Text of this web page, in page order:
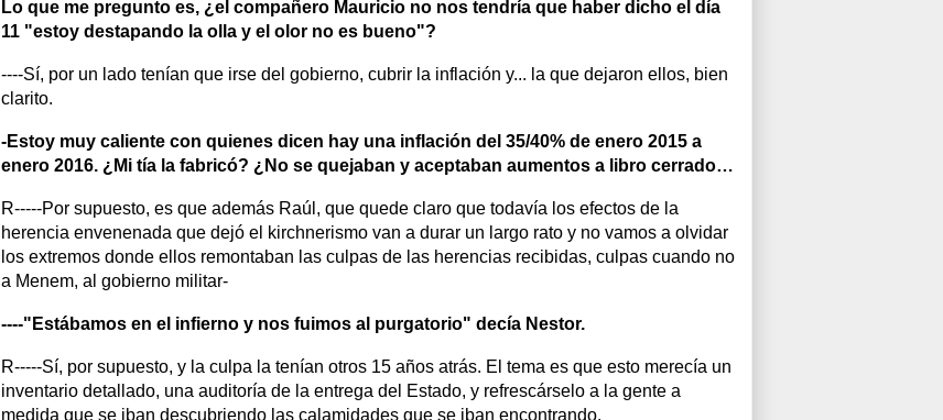
Lo que me pregunto es, ¿el compañero Mauricio no nos tendría que haber dicho el día
11 "estoy destapando la olla y el olor no es bueno"?
----Sí, por un lado tenían que irse del gobierno, cubrir la inflación y... la que dejaron ellos, bien
clarito.
-Estoy muy caliente con quienes dicen hay una inflación del 35/40% de enero 2015 a
enero 2016. ¿Mi tía la fabricó? ¿No se quejaban y aceptaban aumentos a libro cerrado…
R-----Por supuesto, es que además Raúl, que quede claro que todavía los efectos de la
herencia envenenada que dejó el kirchnerismo van a durar un largo rato y no vamos a olvidar
los extremos donde ellos remontaban las culpas de las herencias recibidas, culpas cuando no
a Menem, al gobierno militar-
----"Estábamos en el infierno y nos fuimos al purgatorio" decía Nestor.
R-----Sí, por supuesto, y la culpa la tenían otros 15 años atrás. El tema es que esto merecía un
inventario detallado, una auditoría de la entrega del Estado, y refrescárselo a la gente a
medida que se iban descubriendo las calamidades que se iban encontrando.